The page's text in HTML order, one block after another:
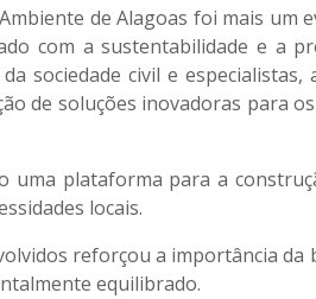
de Alagoas foi mais um
com a sustentabilidade e a
sociedade civil e
de soluções inovadoras para
uma plataforma para a
locais.
reforçou a importância da
equilibrado.